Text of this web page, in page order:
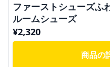
ファーストシューズふ
ルームシューズ
¥2,320
商品の